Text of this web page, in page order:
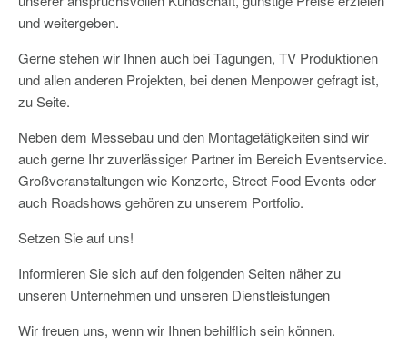
und weitergeben.
Gerne stehen wir Ihnen auch bei Tagungen, TV Produktionen
und allen anderen Projekten, bei denen Menpower gefragt ist,
zu Seite.
Neben dem Messebau und den Montagetätigkeiten sind wir
auch gerne Ihr zuverlässiger Partner im Bereich Eventservice.
Großveranstaltungen wie Konzerte, Street Food Events oder
auch Roadshows gehören zu unserem Portfolio.
Setzen Sie auf uns!
Informieren Sie sich auf den folgenden Seiten näher zu
unseren Unternehmen und unseren Dienstleistungen
Wir freuen uns, wenn wir Ihnen behilflich sein können.